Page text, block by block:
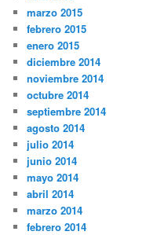
marzo 2015
febrero 2015
enero 2015
diciembre 2014
noviembre 2014
octubre 2014
septiembre 2014
agosto 2014
julio 2014
junio 2014
mayo 2014
abril 2014
marzo 2014
febrero 2014